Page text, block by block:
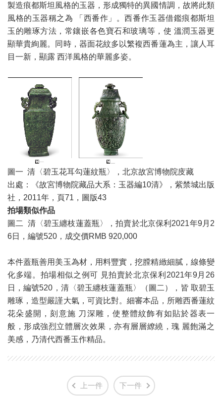
製造痕都斯坦風格的玉器，形成獨特的異國情調，故將此類
風格的玉器稱之為 「西番作」。西番作玉器借鑑痕都斯坦
玉的雕琢方法，常鑲嵌各色寶石和玻璃等，使 溫潤玉器更
顯華貴絢麗。同時，器面花紋多以繁複西番蓮為主，讓人耳
目一新，顯露 西洋風格的華麗多姿。
圖一 清〈碧玉花耳勾蓮紋瓶〉，北京故宮博物院庋藏
出處：《故宮博物院藏品大系：玉器編10清》，紫禁城出版
社，2011年，頁71，圖版43
拍場類似作品
圖二 清〈碧玉纏枝蓮蓋瓶〉，拍賣於北京保利2021年9月2
6日，編號520，成交價RMB 920,000
本件蓋瓶善用美玉為材，用料豐實，挖膛精緻細膩，線條變
化多端。拍場相似之例可 見拍賣於北京保利2021年9月26
日，編號520，清〈碧玉纏枝蓮蓋瓶〉（圖二），皆 取碧玉
雕琢，造型嚴謹大氣，可資比對。細審本品，所雕西番蓮紋
花朵盛開，刻意施 刀深雕，使整體紋飾有如貼於器表一
般，形成強烈立體層次效果，亦有層層繚繞，瑰 麗飽滿之
美感，乃清代西番玉作精品。
上一件 下一件